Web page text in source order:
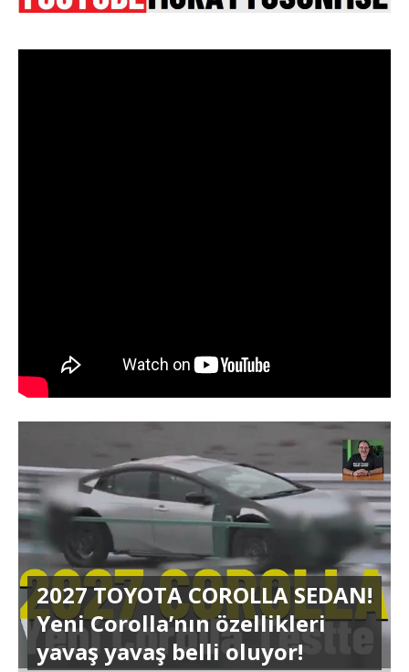
2027 TOYOTA COROLLA SEDAN!
Yeni Corolla’nın özellikleri
yavaş yavaş belli oluyor!